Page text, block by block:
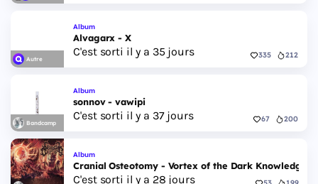
Autre
Album
Alvagarx - X
C'est sorti il y a 35 jours 335 212
Bandcamp
Album
sonnov - vawipi
C'est sorti il y a 37 jours 67 200
Album
Cranial Osteotomy - Vortex of the Dark Knowledge
C'est sorti il y a 28 jours